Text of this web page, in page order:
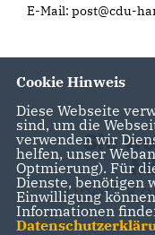
E-Mail: post@cdu-
Sie
Super!
Cookie Hinweis
Diese Webseite
sind, um die
verwenden wir
helfen, unser
Optmierung). Für
Dienste, benötigen
Einwilligung
Informationen